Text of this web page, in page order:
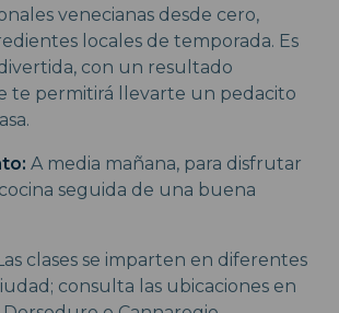
venecianas desde cero,
locales de temporada. Es
con un resultado
te permitirá llevarte un pedacito
A media mañana, para disfrutar
seguida de una buena
clases se imparten en diferentes
consulta las ubicaciones en